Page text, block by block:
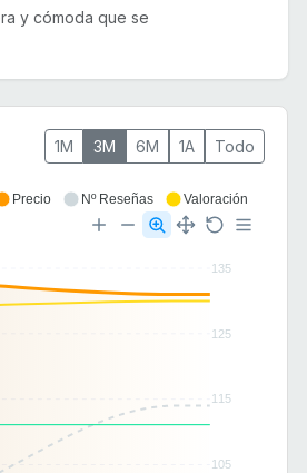
y cómoda que se
1M 3M 6M 1A Todo
135
125
115
105
Precio Nº Reseñas Valoración